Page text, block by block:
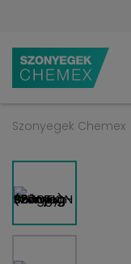
Szonyegek Chemex